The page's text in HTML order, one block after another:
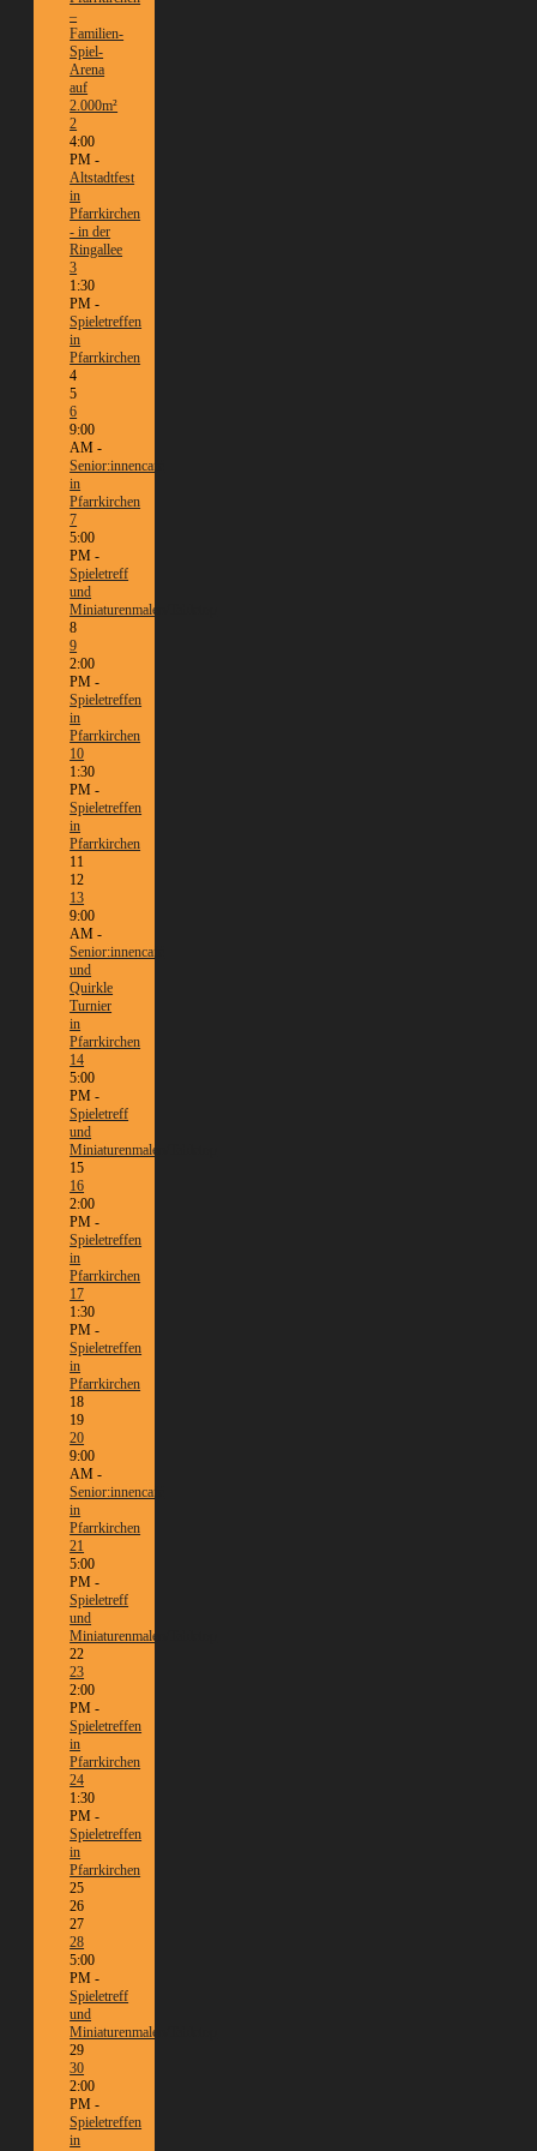
–
Familien-
Spiel-
Arena
auf
2.000m²
2
4:00
PM -
Altstadtfest
in
Pfarrkirchen
- in der
Ringallee
3
1:30
PM -
Spieletreffen
in
Pfarrkirchen
4
5
6
9:00
AM -
Senior:innencafé
in
Pfarrkirchen
7
5:00
PM -
Spieletreff
und
Miniaturenmalen/Tabletop
8
9
2:00
PM -
Spieletreffen
in
Pfarrkirchen
10
1:30
PM -
Spieletreffen
in
Pfarrkirchen
11
12
13
9:00
AM -
Senior:innencafé
und
Quirkle
Turnier
in
Pfarrkirchen
14
5:00
PM -
Spieletreff
und
Miniaturenmalen/Tabletop
15
16
2:00
PM -
Spieletreffen
in
Pfarrkirchen
17
1:30
PM -
Spieletreffen
in
Pfarrkirchen
18
19
20
9:00
AM -
Senior:innencafé
in
Pfarrkirchen
21
5:00
PM -
Spieletreff
und
Miniaturenmalen/Tabletop
22
23
2:00
PM -
Spieletreffen
in
Pfarrkirchen
24
1:30
PM -
Spieletreffen
in
Pfarrkirchen
25
26
27
28
5:00
PM -
Spieletreff
und
Miniaturenmalen/Tabletop
29
30
2:00
PM -
Spieletreffen
in